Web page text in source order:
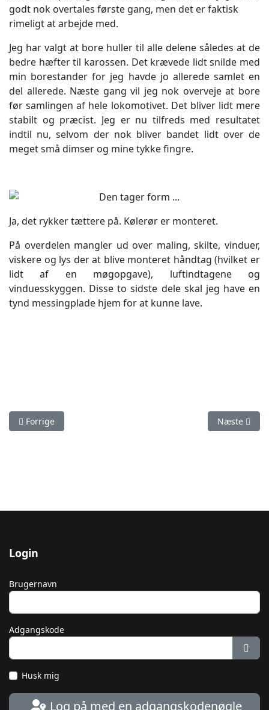
godt nok overtales første gang, men det er faktisk
rimeligt at arbejde med.
Jeg har valgt at bore huller til alle delene således at de
bedre hæfter til karossen. Det krævede lidt snilde med
min borestander for jeg havde jo allerede samlet en
del allerede. Næste gang vil jeg nok overveje at bore
før samlingen af hele lokomotivet. Det bliver lidt mere
stabilt og præcist. Jeg er nu tilfreds med resultatet
indtil nu, selvom der nok bliver bandet lidt over de
meget små dimser og mine tykke fingre.
Ja, det rykker tættere på. Kølerør er monteret.
På overdelen mangler ud over maling, skilte, vinduer,
viskere og lys der at blive monteret håndtag (hvilket er
lidt af en møgopgave), luftindtagene og
vinduesskyggen. Disse to sidste dele skal jeg have en
tynd messingplade hjem for at kunne lave.
Forrige artikel: Stenbro
Forrige Næste
Næste
Login
Brugernavn
Adgangskode
Vis
Husk mig
Log på med en adgangskodenøgle